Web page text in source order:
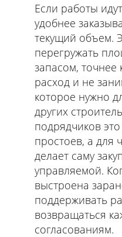
Если работы
удобнее
текущий объем.
перегружать
запасом, точнее
расход и не
которое нужно
других
подрядчиков
простоев, а для
делает саму
управляемой.
выстроена
поддерживать
возвращаться
согласованиям.